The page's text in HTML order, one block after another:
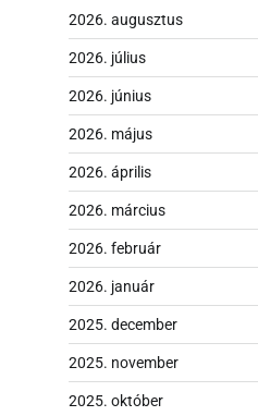
2026. augusztus
2026. július
2026. június
2026. május
2026. április
2026. március
2026. február
2026. január
2025. december
2025. november
2025. október